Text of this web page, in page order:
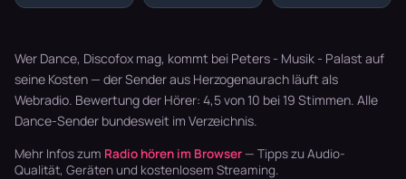
schaffen U…
läuft dur…
Blaskapellen.
Keine v…
Wer Dance, Discofox mag, kommt bei Peters - Musik - Palast auf
seine Kosten — der Sender aus Herzogenaurach läuft als
Webradio. Bewertung der Hörer: 4,5 von 10 bei 19 Stimmen. Alle
Dance-Sender bundesweit im Verzeichnis.
Mehr Infos zum Radio hören im Browser — Tipps zu Audio-
Qualität, Geräten und kostenlosem Streaming.